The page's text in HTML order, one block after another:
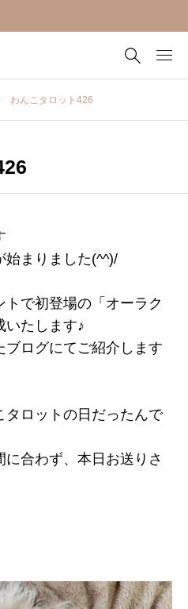
わんこタロット426
始まりました(^^)/
で初登場の「オーラク
いたします♪
ブログにてご紹介します
タロットの日だったんで
合わず、本日お送りさ